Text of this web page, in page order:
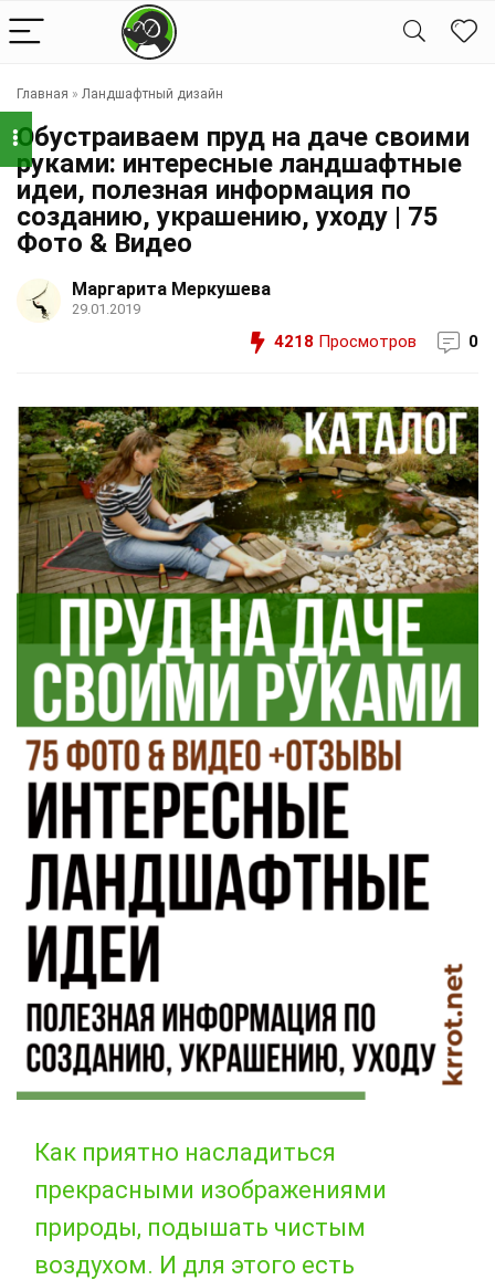
Главная » Ландшафтный дизайн
Обустраиваем пруд на даче своими
руками: интересные ландшафтные
идеи, полезная информация по
созданию, украшению, уходу | 75
Фото & Видео
Маргарита Меркушева
29.01.2019
4218 Просмотров 0
Как приятно насладиться
прекрасными изображениями
природы, подышать чистым
воздухом. И для этого есть